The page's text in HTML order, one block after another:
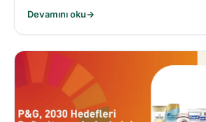
üçüncü yılında “Tarımda Kadın Gücü”
başlatıyor.
Devamını oku→